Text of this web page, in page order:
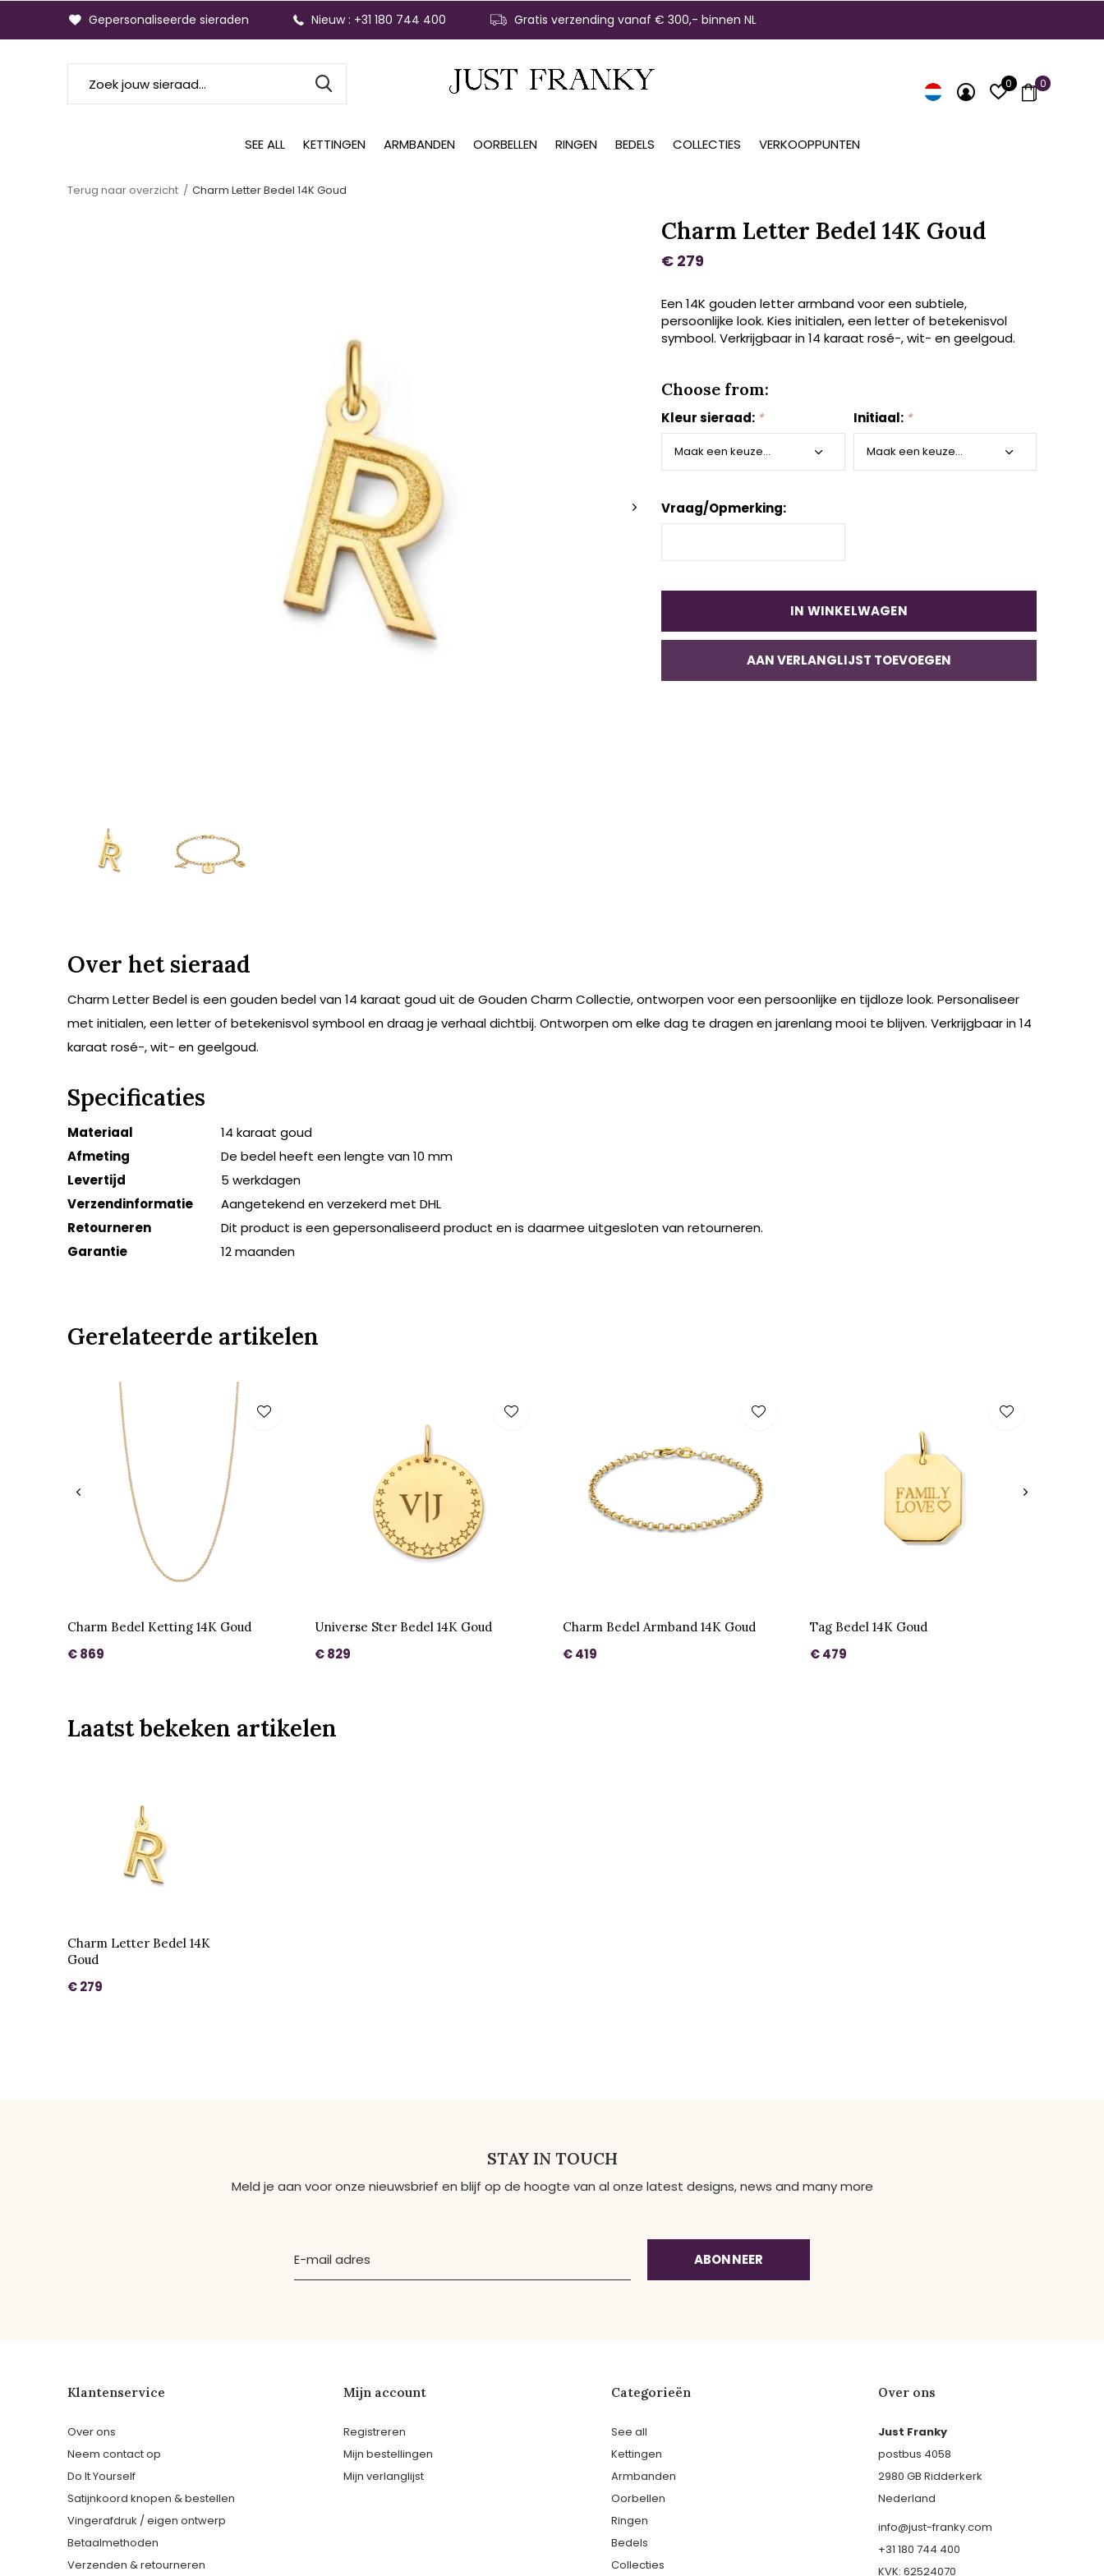
SEE ALL KETTINGEN ARMBANDEN OORBELLEN RINGEN BEDELS COLLECTIES VERKOOPPUNTEN
0 0
Gepersonaliseerde sieraden Nieuw : +31 180 744 400 Gratis verzending vanaf € 300,- binnen NL
Terug naar overzicht Charm Letter Bedel 14K Goud
Charm Letter Bedel 14K Goud
€ 279
Een 14K gouden letter armband voor een subtiele,
persoonlijke look. Kies initialen, een letter of betekenisvol
symbool. Verkrijgbaar in 14 karaat rosé-, wit- en geelgoud.
Choose from:
Kleur sieraad: * Initiaal: *
Vraag/Opmerking:
IN WINKELWAGEN
AAN VERLANGLIJST TOEVOEGEN
Over het sieraad
Charm Letter Bedel is een gouden bedel van 14 karaat goud uit de Gouden Charm Collectie, ontworpen voor een persoonlijke en tijdloze look. Personaliseer
met initialen, een letter of betekenisvol symbool en draag je verhaal dichtbij. Ontworpen om elke dag te dragen en jarenlang mooi te blijven. Verkrijgbaar in 14
karaat rosé-, wit- en geelgoud.
Specificaties
Materiaal
14 karaat goud
Afmeting
De bedel heeft een lengte van 10 mm
Levertijd
5 werkdagen
Verzendinformatie
Aangetekend en verzekerd met DHL
Retourneren
Dit product is een gepersonaliseerd product en is daarmee uitgesloten van retourneren.
Garantie
12 maanden
Gerelateerde artikelen
Charm Bedel Ketting 14K Goud
€ 869
Universe Ster Bedel 14K Goud
€ 829
Charm Bedel Armband 14K Goud
€ 419
Tag Bedel 14K Goud
€ 479
Laatst bekeken artikelen
Charm Letter Bedel 14K
Goud
€ 279
STAY IN TOUCH
Meld je aan voor onze nieuwsbrief en blijf op de hoogte van al onze latest designs, news and many more
ABONNEER
Klantenservice
Over ons
Neem contact op
Do It Yourself
Satijnkoord knopen & bestellen
Vingerafdruk / eigen ontwerp
Betaalmethoden
Verzenden & retourneren
Mijn account
Registreren
Mijn bestellingen
Mijn verlanglijst
Categorieën
See all
Kettingen
Armbanden
Oorbellen
Ringen
Bedels
Collecties
Over ons
Just Franky
postbus 4058
2980 GB Ridderkerk
Nederland
info@just-franky.com
+31 180 744 400
KVK: 62524070